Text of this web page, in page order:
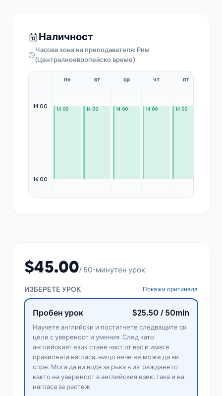
Наличност
Часова зона на преподавателя: Рим
(Централноевропейско време)
14:00
16:00
пн
14:00
вт
14:00
ср
14:00
чт
14:00
пт
14:00
$45.00/ 50-минутен урок
ИЗБЕРЕТЕ УРОК Покажи оригинала
Пробен урок $25.50 / 50min
Научете английски и постигнете следващите си
цели с увереност и умения. След като
английският език стане част от вас и имате
правилната нагласа, нищо вече не може да ви
спре. Мога да ви водя за ръка в изграждането
както на увереност в английския език, така и на
нагласа за растеж.